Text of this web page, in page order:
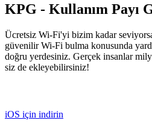
KPG - Kullanım Payı
Ücretsiz Wi-Fi'yi bizim kadar
güvenilir Wi-Fi bulma konusunda
doğru yerdesiniz. Gerçek insanlar
siz de ekleyebilirsiniz!
iOS için indirin